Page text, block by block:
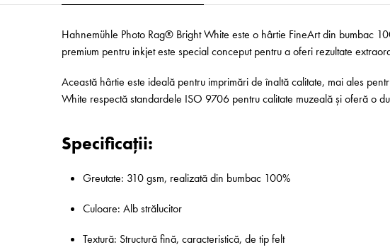
Hahnemühle Photo Rag® Bright White este o hârtie FineArt din bumbac
premium pentru inkjet este special conceput pentru a oferi rezultate
Această hârtie este ideală pentru imprimări de înaltă calitate, mai ales
White respectă standardele ISO 9706 pentru calitate muzeală și oferă o
Specificații:
Greutate: 310 gsm, realizată din bumbac 100%
Culoare: Alb strălucitor
Textură: Structură fină, caracteristică, de tip felt